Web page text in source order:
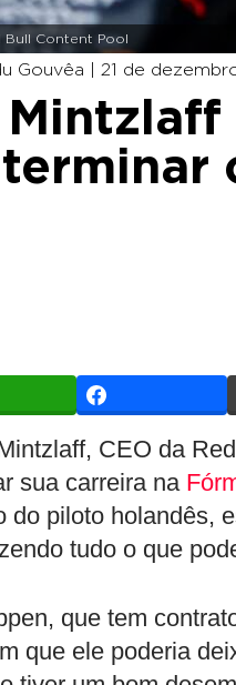
Bull Content Pool
Gouvêa | 21 de
CEO da
sua carreira na
do piloto holandês,
tudo o que
que tem
que ele poderia